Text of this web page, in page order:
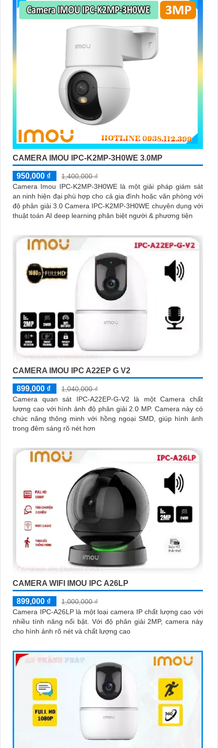
sự trợ giúp nhanh chóng khi cần thiết.
Hy vọng những thông tin trên giúp bạn tìm được lựa chọn hoàn
hảo cho Camera Wifi Imou giá rẻ.
CAMERA IMOU IPC-K2MP-3H0WE 3.0MP
950,000 ₫
1,400,000 ₫
Camera Imou IPC-K2MP-3H0WE là một giải pháp giám sát
an ninh hiện đại phù hợp cho cả gia đình hoặc văn phòng với
độ phân giải 3.0 Camera IPC-K2MP-3H0WE chuyên dụng với
thuật toán AI deep learning phân biệt người & phương tiện
CAMERA IMOU IPC A22EP G V2
899,000 ₫
1,040,000 ₫
Camera quan sát IPC-A22EP-G-V2 là một Camera chất
lượng cao với hình ảnh độ phân giải 2.0 MP. Camera này có
chức năng thông minh với hồng ngoại SMD, giúp hình ảnh
trong đêm sáng rõ nét hơn
CAMERA WIFI IMOU IPC A26LP
899,000 ₫
1,000,000 ₫
Camera IPC-A26LP là một loại camera IP chất lượng cao với
nhiều tính năng nổi bật. Với độ phân giải 2MP, camera này
cho hình ảnh rõ nét và chất lượng cao